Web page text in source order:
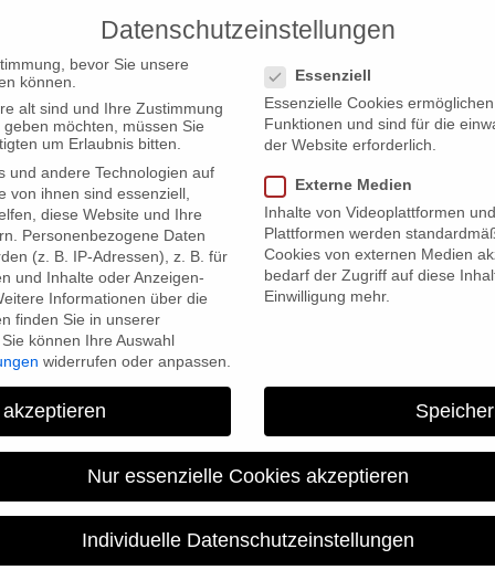
PRODUCTIONS
Tempo Festival
“My Heart of Darkness” on
coproduction “My Heart of Darkness” will be screened on
Datenschutzeinstellungen
bevor Sie unsere
können.
alt sind und Ihre Zustimmung
möchten, müssen Sie
um Erlaubnis bitten.
und andere Technologien auf
von ihnen sind essenziell,
diese Website und Ihre
Personenbezogene Daten
(z. B. IP-Adressen), z. B. für
und Inhalte oder Anzeigen-
Informationen über die
finden Sie in unserer
Sie können Ihre Auswahl
widerrufen oder anpassen.
Essenziell
Essenzielle Cookies
Funktionen und sind für die
der Website erforderlich.
Externe Medien
Inhalte von Videoplattformen
Plattformen werden
Cookies von externen Medien
bedarf der Zugriff auf diese
Einwilligung mehr.
Nur essenzielle Cookies akzeptieren
Individuelle Datenschutzeinstellungen